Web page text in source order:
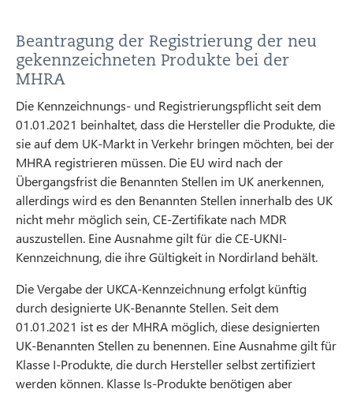
Beantragung der Registrierung der neu
gekennzeichneten Produkte bei der
MHRA
Die Kennzeichnungs- und Registrierungspflicht seit dem
01.01.2021 beinhaltet, dass die Hersteller die Produkte, die
sie auf dem UK-Markt in Verkehr bringen möchten, bei der
MHRA registrieren müssen. Die EU wird nach der
Übergangsfrist die Benannten Stellen im UK anerkennen,
allerdings wird es den Benannten Stellen innerhalb des UK
nicht mehr möglich sein, CE-Zertifikate nach MDR
auszustellen. Eine Ausnahme gilt für die CE-UKNI-
Kennzeichnung, die ihre Gültigkeit in Nordirland behält.
Die Vergabe der UKCA-Kennzeichnung erfolgt künftig
durch designierte UK-Benannte Stellen. Seit dem
01.01.2021 ist es der MHRA möglich, diese designierten
UK-Benannten Stellen zu benennen. Eine Ausnahme gilt für
Klasse I-Produkte, die durch Hersteller selbst zertifiziert
werden können. Klasse Is-Produkte benötigen aber